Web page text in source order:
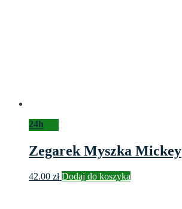
24h
Zegarek Myszka Mickey
42.00 zł Dodaj do koszyka